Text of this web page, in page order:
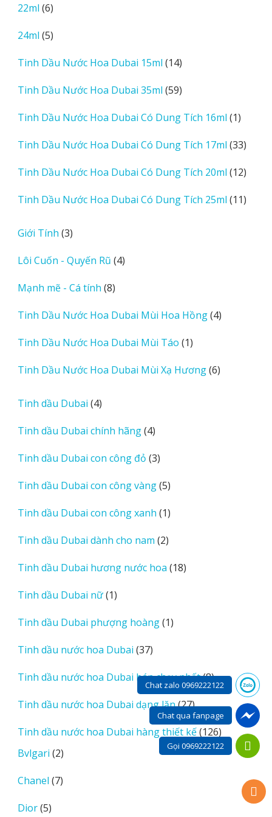
22ml 66
phẩm
24ml 55
phẩm
Tinh Dầu Nước Hoa Dubai 15ml 1414
phẩm
Tinh Dầu Nước Hoa Dubai 35ml 5959
phẩm
Tinh Dầu Nước Hoa Dubai Có Dung Tích 16ml 11
phẩm
Tinh Dầu Nước Hoa Dubai Có Dung Tích 17ml 3333
phẩm
Tinh Dầu Nước Hoa Dubai Có Dung Tích 20ml 1212
phẩm
Tinh Dầu Nước Hoa Dubai Có Dung Tích 25ml 1111
Giới Tính 33
phẩm
Lôi Cuốn - Quyến Rũ 44
Mạnh mẽ - Cá tính 88
phẩm
Tinh Dầu Nước Hoa Dubai Mùi Hoa Hồng 44
Tinh Dầu Nước Hoa Dubai Mùi Táo 11
phẩm
Tinh Dầu Nước Hoa Dubai Mùi Xạ Hương 66
Tinh dầu Dubai 44
phẩm
Tinh dầu Dubai chính hãng 44
phẩm
Tinh dầu Dubai con công đỏ 33
phẩm
Tinh dầu Dubai con công vàng 55
phẩm
Tinh dầu Dubai con công xanh 11
phẩm
Tinh dầu Dubai dành cho nam 22
phẩm
Tinh dầu Dubai hương nước hoa 1818
Tinh dầu Dubai nữ 11
phẩm
Tinh dầu Dubai phượng hoàng 11
Tinh dầu nước hoa Dubai 3737
phẩm
Tinh dầu nước hoa Dubai bán chạy nhất 88
sản
phẩm
Tinh dầu nước hoa Dubai dạng lăn 2727
sản
phẩm
Tinh dầu nước hoa Dubai hàng thiết kế 126126
sản
phẩm
Bvlgari 22
phẩm
Chanel 77
Dior 55
Chat zalo 0969222122
Chat qua fanpage
Gọi 0969222122